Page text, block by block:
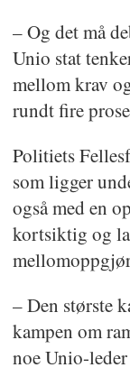
– Og det må
Unio stat
mellom krav
rundt fire
Politiets
som ligger
også med en
kortsiktig og
– Den største
kampen om
noe Unio-